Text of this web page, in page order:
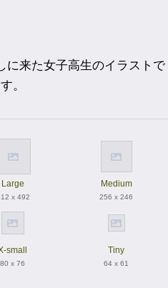
に来た女子高生のイラストで
す。
Large
x 492
Medium
256 x 246
small
80 x 76
Tiny
64 x 61